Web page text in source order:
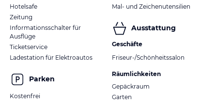
Hotelsafe
Zeitung
Informationsschalter für
Ausflüge
Ticketservice
Ladestation für Elektroautos
Parken
Kostenfrei
Mal- und Zeichenutensilien
Ausstattung
Geschäfte
Friseur-/Schönheitssalon
Räumlichkeiten
Gepäckraum
Garten